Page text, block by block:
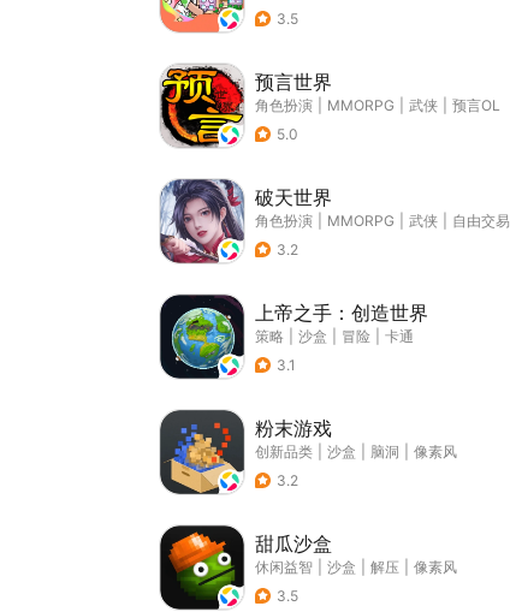
3.5
预言世界
角色扮演 MMORPG 武侠
预言OL
5.0
破天世界
角色扮演 MMORPG 武侠
自由交易
3.2
上帝之手：创造世界
策略 沙盒 冒险
卡通
3.1
粉末游戏
创新品类 沙盒 脑洞
像素风
3.2
甜瓜沙盒
休闲益智 沙盒 解压
像素风
3.5